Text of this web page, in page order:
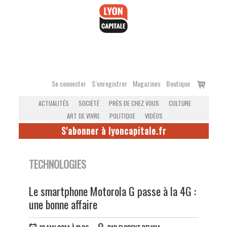
Se connecter S’enregistrer Magazines Boutique
Voir
ACTUALITÉS SOCIÉTÉ PRÈS DE CHEZ VOUS
CULTURE
ART DE VIVRE
POLITIQUE VIDÉOS
S'abonner à lyoncapitale.fr
TECHNOLOGIES
Le smartphone Motorola G passe à la 4G :
une bonne affaire